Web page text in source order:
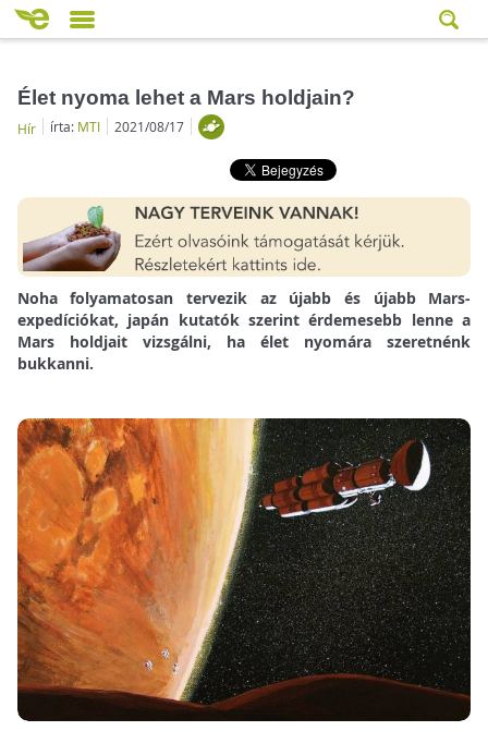
Élet nyoma lehet a Mars holdjain?
Hír írta: MTI 2021/08/17
Noha folyamatosan tervezik az újabb és újabb Mars-
expedíciókat, japán kutatók szerint érdemesebb lenne a
Mars holdjait vizsgálni, ha élet nyomára szeretnénk
bukkanni.